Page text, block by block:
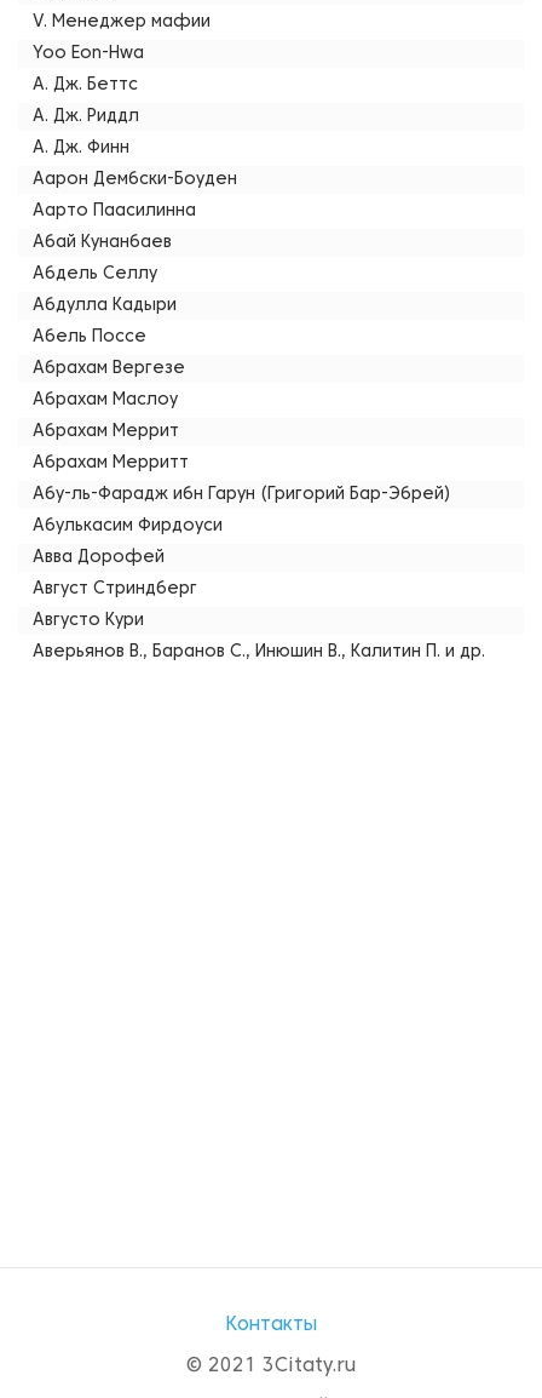
V. Менеджер мафии
Yoo Eon-Hwa
А. Дж. Беттс
А. Дж. Риддл
А. Дж. Финн
Аарон Дембски-Боуден
Аарто Паасилинна
Абай Кунанбаев
Абдель Селлу
Абдулла Кадыри
Абель Поссе
Абрахам Вергезе
Абрахам Маслоу
Абрахам Меррит
Абрахам Мерритт
Абу-ль-Фарадж ибн Гарун (Григорий Бар-Эбрей)
Абулькасим Фирдоуси
Авва Дорофей
Август Стриндберг
Августо Кури
Аверьянов В., Баранов С., Инюшин В., Калитин П. и др.
Контакты
© 2021 3Citaty.ru